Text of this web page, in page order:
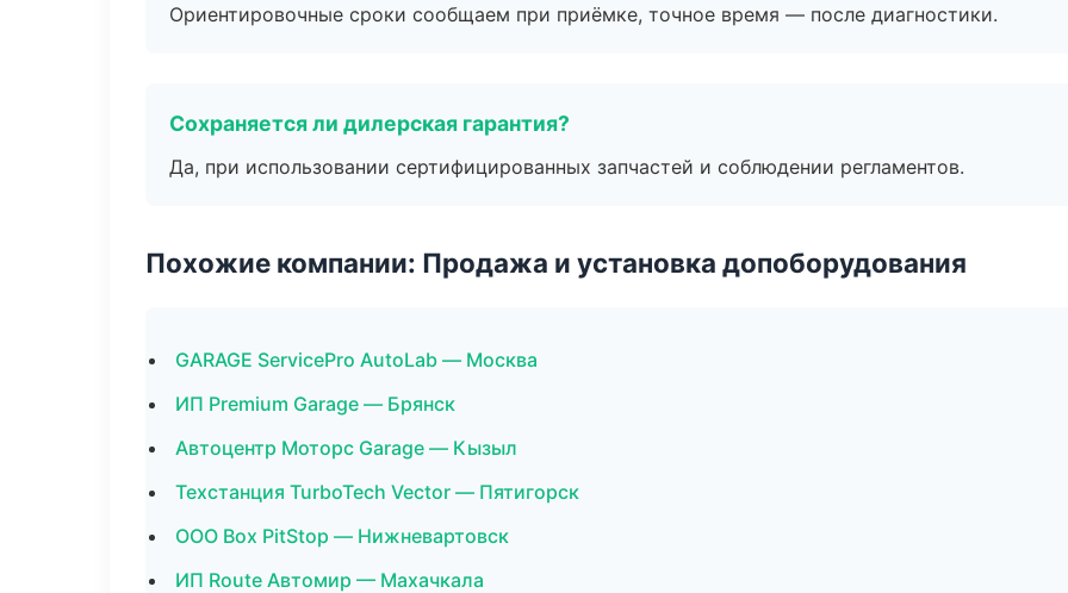
Ориентировочные сроки сообщаем при приёмке, точное время — после диагностики.
Сохраняется ли дилерская гарантия?
Да, при использовании сертифицированных запчастей и соблюдении регламентов.
Похожие компании: Продажа и установка допоборудования
GARAGE ServicePro AutoLab — Москва
ИП Premium Garage — Брянск
Автоцентр Моторс Garage — Кызыл
Техстанция TurboTech Vector — Пятигорск
ООО Box PitStop — Нижневартовск
ИП Route Автомир — Махачкала